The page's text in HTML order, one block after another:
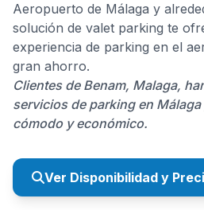
Aeropuerto de Málaga y
solución de valet parking te
experiencia de parking en el
gran ahorro.
Clientes de Benam, Malaga,
servicios de parking en
cómodo y económico.
Ver Disponibilidad y